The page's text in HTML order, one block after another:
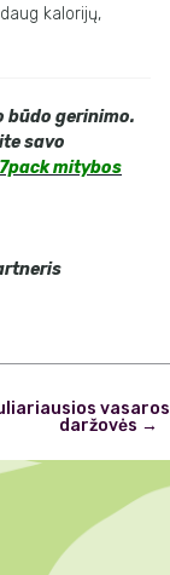
daug kalorijų,
būdo gerinimo.
savo
7packmitybos
vasaros
daržovės →